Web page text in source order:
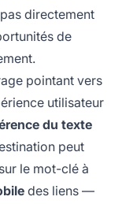
pas directement
de
pointant vers
utilisateur
du texte
peut
le mot-clé à
des liens —